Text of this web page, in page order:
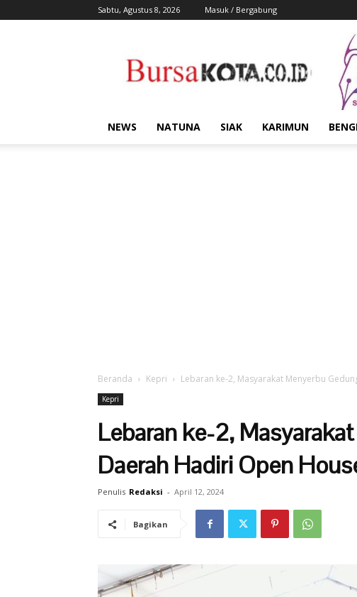
Sabtu, Agustus 8, 2026 Masuk / Bergabung
Kota
NEWS NATUNA SIAK KARIMUN
Beranda Kepri Lebaran ke-2, Masyarakat Menyerbu
Kepri
Lebaran ke-2,
Daerah Hadiri Open
Penulis Redaksi - April 12, 2024
Bagikan